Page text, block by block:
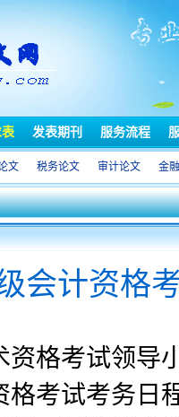
发表期刊 服务流程
文 税务论文 审计论文 金
会计资格
资格考试领导
格考试考务日